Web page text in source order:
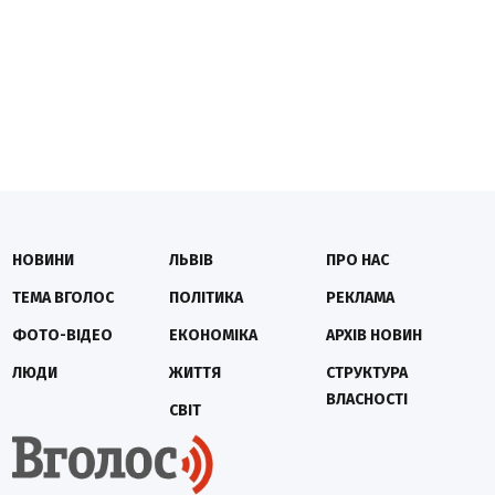
НОВИНИ
ТЕМА ВГОЛОС
ФОТО-ВІДЕО
ЛЮДИ
ЛЬВІВ
ПОЛІТИКА
ЕКОНОМІКА
ЖИТТЯ
СВІТ
ПРО НАС
РЕКЛАМА
АРХІВ НОВИН
СТРУКТУРА
ВЛАСНОСТІ